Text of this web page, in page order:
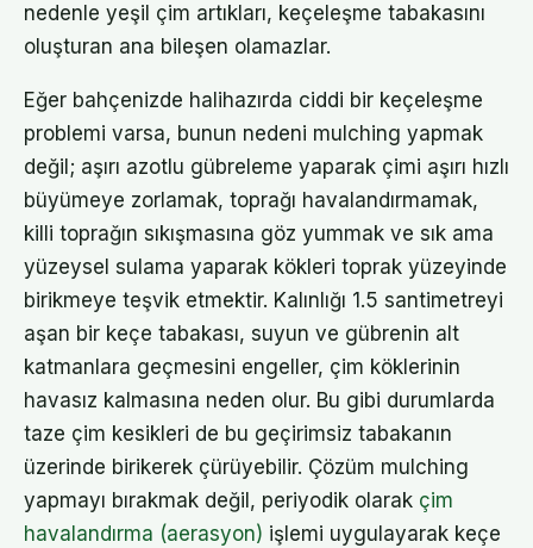
nedenle yeşil çim artıkları, keçeleşme tabakasını
oluşturan ana bileşen olamazlar.
Eğer bahçenizde halihazırda ciddi bir keçeleşme
problemi varsa, bunun nedeni mulching yapmak
değil; aşırı azotlu gübreleme yaparak çimi aşırı hızlı
büyümeye zorlamak, toprağı havalandırmamak,
killi toprağın sıkışmasına göz yummak ve sık ama
yüzeysel sulama yaparak kökleri toprak yüzeyinde
birikmeye teşvik etmektir. Kalınlığı 1.5 santimetreyi
aşan bir keçe tabakası, suyun ve gübrenin alt
katmanlara geçmesini engeller, çim köklerinin
havasız kalmasına neden olur. Bu gibi durumlarda
taze çim kesikleri de bu geçirimsiz tabakanın
üzerinde birikerek çürüyebilir. Çözüm mulching
yapmayı bırakmak değil, periyodik olarak çim
havalandırma (aerasyon) işlemi uygulayarak keçe